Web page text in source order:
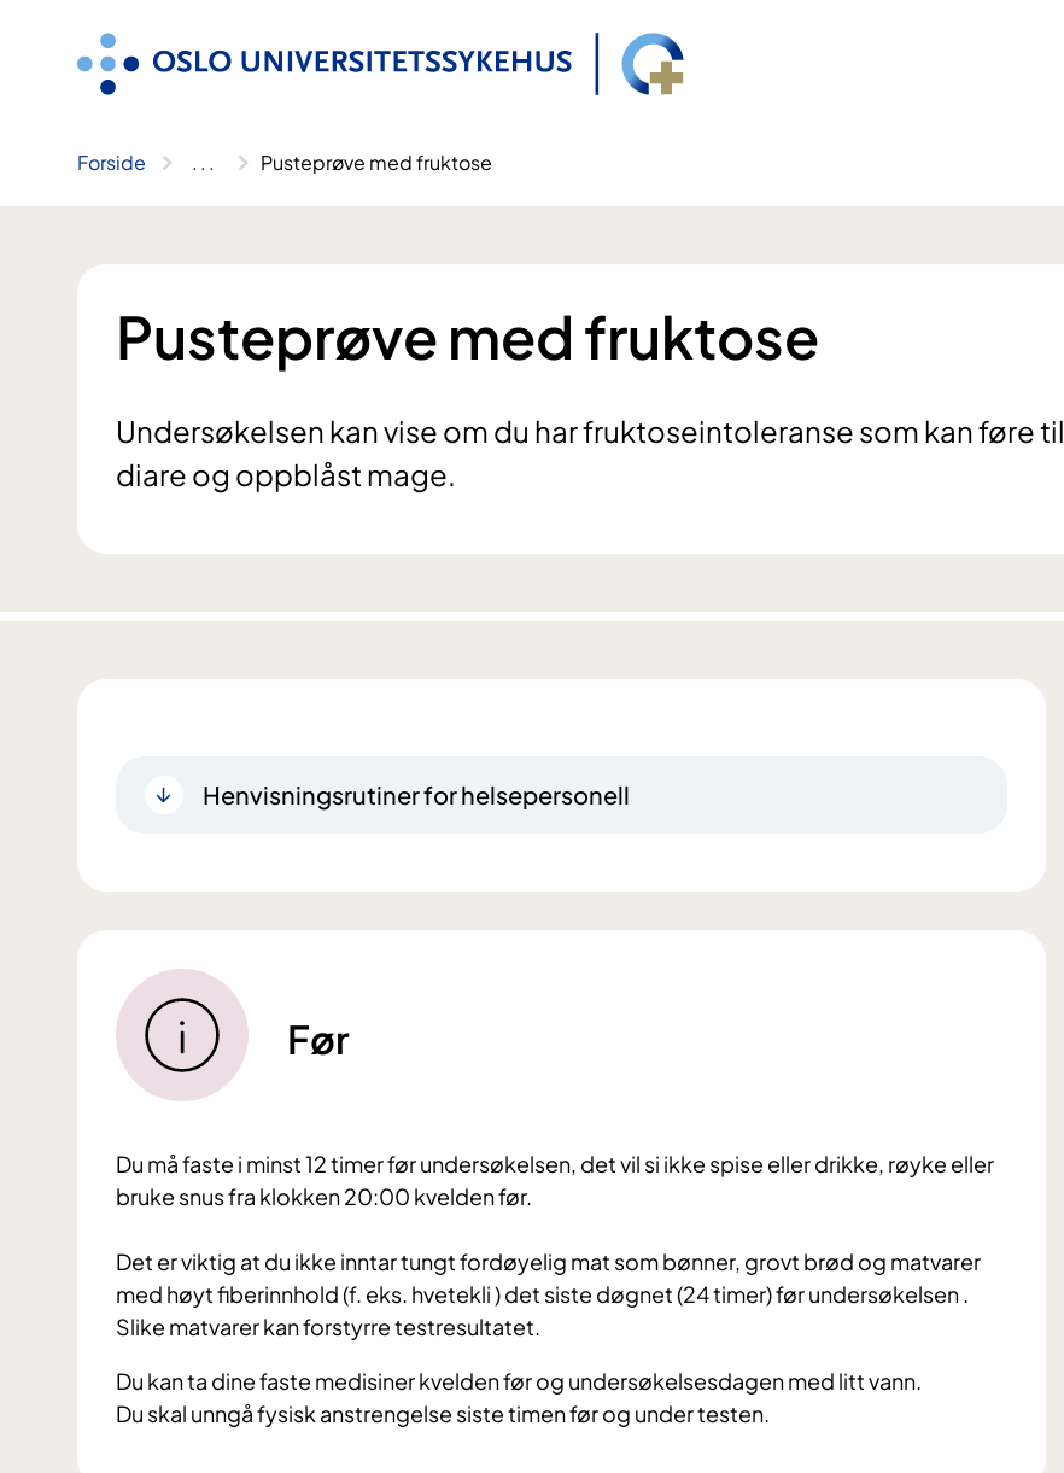
Forside .. . Pusteprøve med fruktose
Pusteprøve med fruktose
Undersøkelsen kan vise om du har fruktoseintoleranse som kan føre til
diare og oppblåst mage.
Henvisningsrutiner for helsepersonell
Før
Du må faste i minst 12 timer før undersøkelsen, det vil si ikke spise eller drikke, røyke eller
bruke snus fra klokken 20:00 kvelden før.
Det er viktig at du ikke inntar tungt fordøyelig mat som bønner, grovt brød og matvarer
med høyt fiberinnhold (f. eks. hvetekli ) det siste døgnet (24 timer) før undersøkelsen .
Slike matvarer kan forstyrre testresultatet.
Du kan ta dine faste medisiner kvelden før og undersøkelsesdagen med litt vann.
Du skal unngå fysisk anstrengelse siste timen før og under testen.